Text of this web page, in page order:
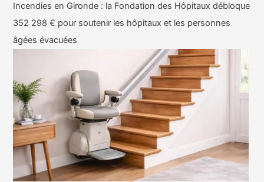
Incendies en Gironde : la Fondation des Hôpitaux débloque
352 298 € pour soutenir les hôpitaux et les personnes
âgées évacuées